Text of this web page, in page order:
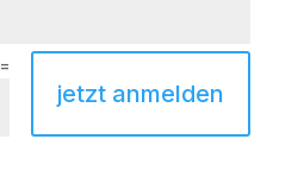
=
jetzt anmelden